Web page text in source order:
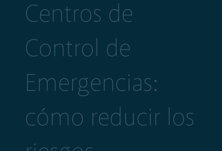
Centros de
Control de
Emergencias:
cómo reducir los